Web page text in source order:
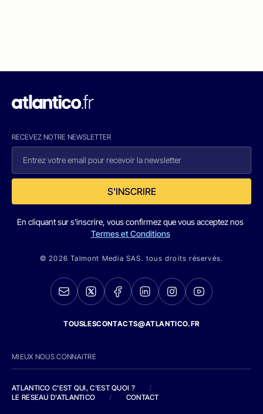
RECEVEZ NOTRE NEWSLETTER
S'INSCRIRE
En cliquant sur s'inscrire, vous confirmez que vous acceptez nos
Termes et Conditions
© 2026 Talmont Media SAS. tous droits réservés.
TOUSLESCONTACTS@ATLANTICO.FR
MIEUX NOUS CONNAITRE
ATLANTICO C'EST QUI, C'EST QUOI ?
/
LE RESEAU D'ATLANTICO
/ CONTACT